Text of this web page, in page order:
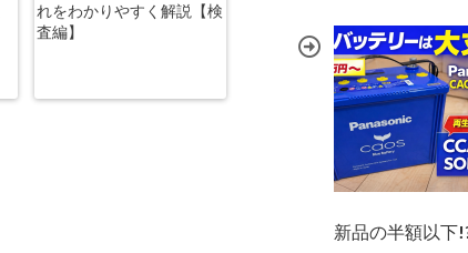
れをわかりやすく解説【検
査編】
新品の半額以下